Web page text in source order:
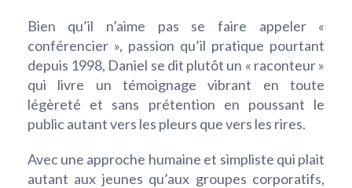
Bien qu’il n’aime pas se faire appeler «
conférencier », passion qu’il pratique pourtant
depuis 1998, Daniel se dit plutôt un « raconteur »
qui livre un témoignage vibrant en toute
légèreté et sans prétention en poussant le
public autant vers les pleurs que vers les rires.
Avec une approche humaine et simpliste qui plait
autant aux jeunes qu’aux groupes corporatifs,